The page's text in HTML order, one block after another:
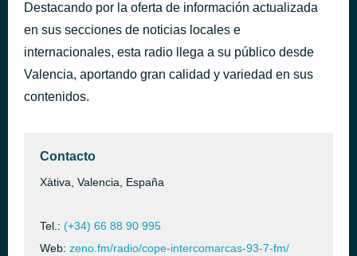
Destacando por la oferta de información actualizada
en sus secciones de noticias locales e
internacionales, esta radio llega a su público desde
Valencia, aportando gran calidad y variedad en sus
contenidos.
Contacto
Xàtiva, Valencia, España
Tel.: (+34) 66 88 90 995
Web: zeno.fm/radio/cope-intercomarcas-93-7-fm/